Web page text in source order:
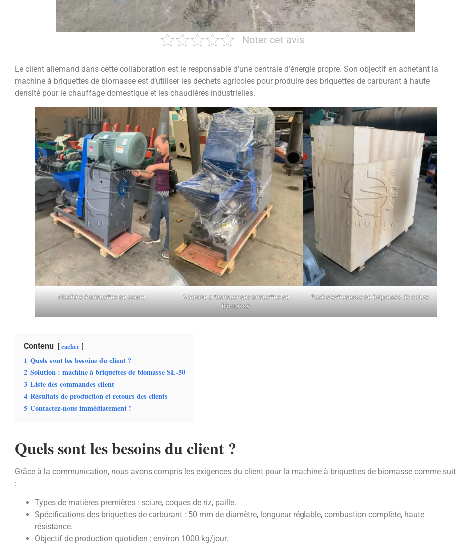
Noter cet avis
Le client allemand dans cette collaboration est le responsable d’une centrale d’énergie propre. Son objectif en achetant la
machine à briquettes de biomasse est d’utiliser les déchets agricoles pour produire des briquettes de carburant à haute
densité pour le chauffage domestique et les chaudières industrielles.
Machine à briquettes de sciure
Machine à fabriquer des briquettes de
biomasse
Pack d’extrudeuse de briquettes de sciure
Contenu cacher
1 Quels sont les besoins du client ?
2 Solution : machine à briquettes de biomasse SL-50
3 Liste des commandes client
4 Résultats de production et retours des clients
5 Contactez-nous immédiatement !
Quels sont les besoins du client ?
Grâce à la communication, nous avons compris les exigences du client pour la machine à briquettes de biomasse comme suit
:
Types de matières premières : sciure, coques de riz, paille.
Spécifications des briquettes de carburant : 50 mm de diamètre, longueur réglable, combustion complète, haute
résistance.
Objectif de production quotidien : environ 1000 kg/jour.